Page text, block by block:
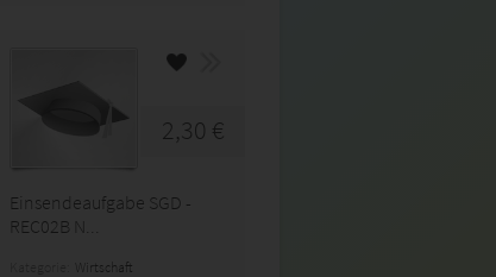
2,30 €
Einsendeaufgabe SGD -
REC02B N...
Wirtschaft